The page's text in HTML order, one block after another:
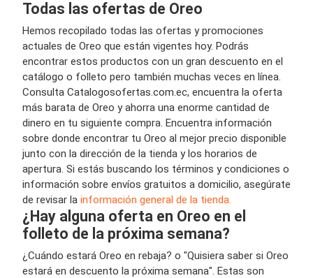
Todas las ofertas de Oreo
Hemos recopilado todas las ofertas y promociones
actuales de Oreo que están vigentes hoy. Podrás
encontrar estos productos con un gran descuento en el
catálogo o folleto pero también muchas veces en línea.
Consulta Catalogosofertas.com.ec, encuentra la oferta
más barata de Oreo y ahorra una enorme cantidad de
dinero en tu siguiente compra. Encuentra información
sobre donde encontrar tu Oreo al mejor precio disponible
junto con la dirección de la tienda y los horarios de
apertura. Si estás buscando los términos y condiciones o
información sobre envíos gratuitos a domicilio, asegúrate
de revisar la información general de la tienda.
¿Hay alguna oferta en Oreo en el
folleto de la próxima semana?
¿Cuándo estará Oreo en rebaja? o "Quisiera saber si Oreo
estará en descuento la próxima semana". Estas son